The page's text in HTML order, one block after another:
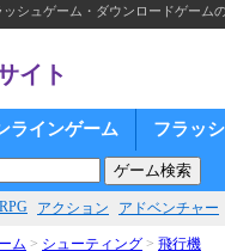
シュゲーム・ダウンロードゲーム
イト
ラインゲーム フラッ
RPG アクション アドベンチャー
ム > シューティング > 飛行機